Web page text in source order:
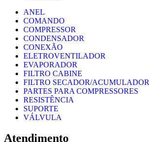
ANEL
COMANDO
COMPRESSOR
CONDENSADOR
CONEXÃO
ELETROVENTILADOR
EVAPORADOR
FILTRO CABINE
FILTRO SECADOR/ACUMULADOR
PARTES PARA COMPRESSORES
RESISTÊNCIA
SUPORTE
VÁLVULA
Atendimento